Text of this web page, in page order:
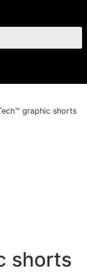
graphic shorts
shorts